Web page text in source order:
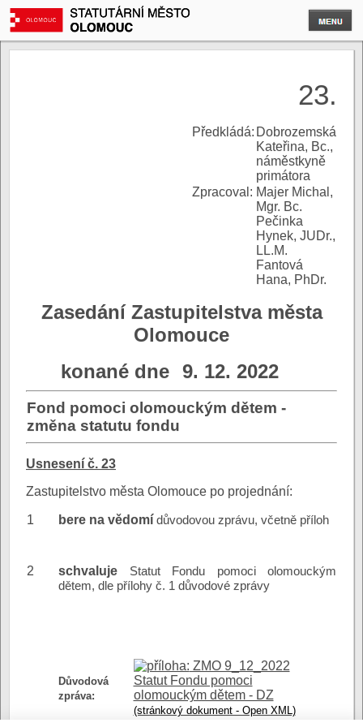
23.
Předkládá: Dobrozemská
Kateřina, Bc.,
náměstkyně
primátora
Zpracoval: Majer Michal,
Mgr. Bc.
Pečinka
Hynek, JUDr.,
LL.M.
Fantová
Hana, PhDr.
Zasedání Zastupitelstva města
Olomouce
konané dne 9. 12. 2022
Fond pomoci olomouckým dětem -
změna statutu fondu
Usnesení č. 23
Zastupitelstvo města Olomouce po projednání:
1 bere na vědomí důvodovou zprávu, včetně příloh
2 schvaluje
Statut Fondu pomoci olomouckým
dětem, dle přílohy č. 1 důvodové zprávy
Důvodová
zpráva:
ZMO 9_12_2022
Statut Fondu pomoci
olomouckým dětem - DZ
(stránkový dokument - Open XML)